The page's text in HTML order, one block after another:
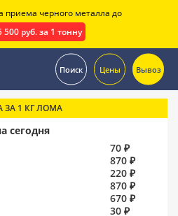
Поиск Цены Вывоз
ЗА 1 КГ ЛОМА
сегодня
70 ₽
870 ₽
220 ₽
870 ₽
670 ₽
30 ₽
приема черного металла до
500 руб. за 1 тонну
.